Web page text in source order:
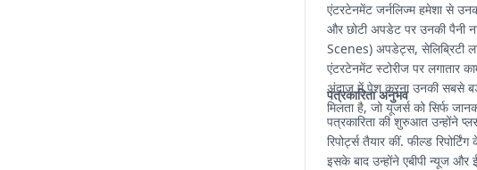
एंटरटेनमेंट जर्नलिज्म हमेशा से
और छोटी अपडेट पर उनकी पैनी
Scenes) अपडेट्स, सेलिब्रिटी
एंटरटेनमेंट स्टोरीज पर लगातार
अंदाज में पेश करना उनकी सबसे
मिलता है, जो यूजर्स को सिर्फ
पत्रकारिता अनुभव
पत्रकारिता की शुरुआत उन्होंने
रिपोर्ट्स तैयार कीं. फील्ड
इसके बाद उन्होंने एबीपी न्यूज और